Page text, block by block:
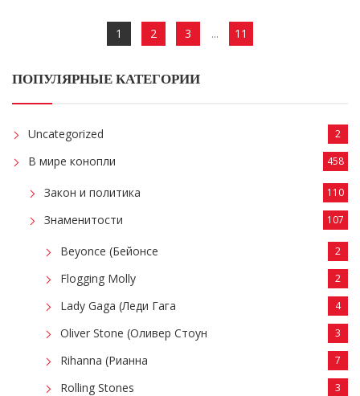
1 2 3 ... 11
ПОПУЛЯРНЫЕ КАТЕГОРИИ
Uncategorized 2
В мире конопли 458
Закон и политика 110
Знаменитости 107
Beyonce (Бейонсе 2
Flogging Molly 2
Lady Gaga (Леди Гага 4
Oliver Stone (Оливер Стоун 3
Rihanna (Рианна 7
Rolling Stones 3